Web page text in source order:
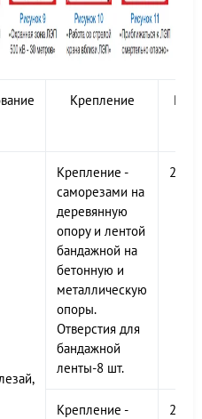
Крепление
Крепление -
саморезами на
деревянную
опору и лентой
бандажной на
бетонную и
металлическую
опоры.
Отверстия для
бандажной
ленты-8 шт.
Крепление -